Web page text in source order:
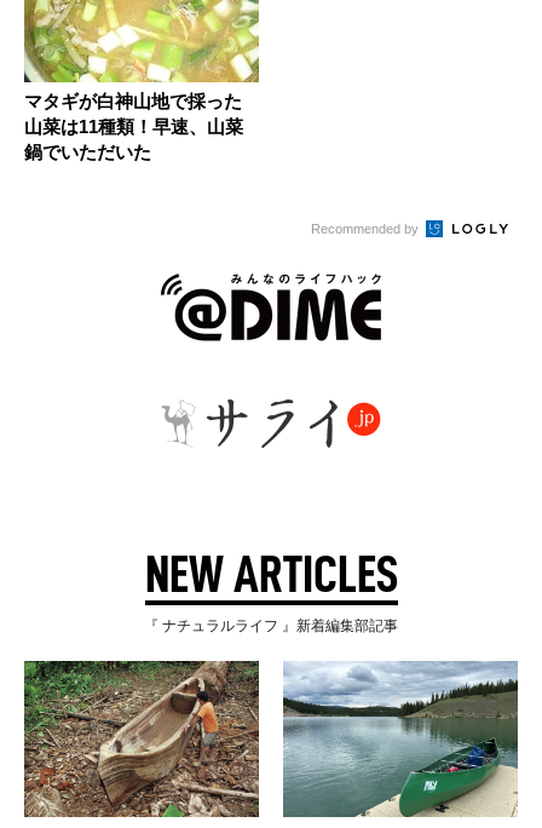
マタギが白神山地で採った
山菜は11種類！早速、山菜
鍋でいただいた
Recommended by
NEW ARTICLES
『 ナチュラルライフ 』新着編集部記事